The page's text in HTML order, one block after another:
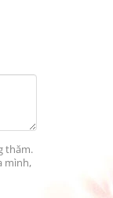
thăm.
mình,